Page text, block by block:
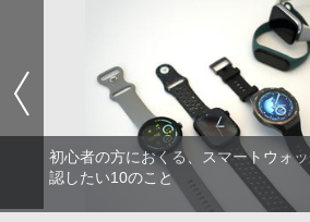
初心者の方におくる、スマートウォ
認したい10のこと